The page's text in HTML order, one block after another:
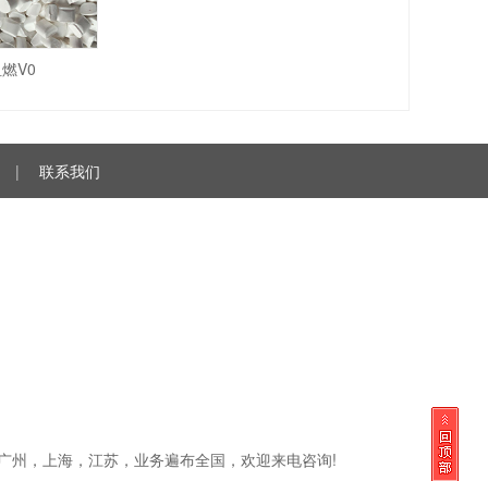
V0
| 联系我们
州，上海，江苏，业务遍布全国，欢迎来电咨询!